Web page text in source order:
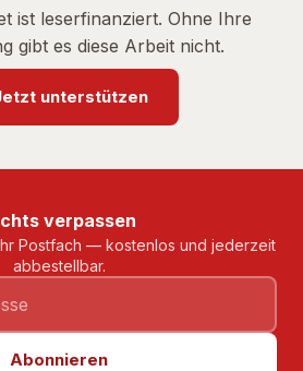
ist leserfinanziert. Ohne Ihre
gibt es diese Arbeit nicht.
unterstützen
verpassen
Postfach — kostenlos und jederzeit
abbestellbar.
Abonnieren